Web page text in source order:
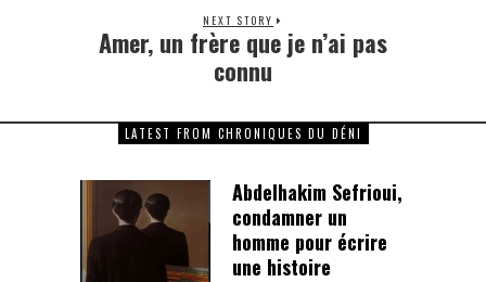
NEXT STORY
Amer, un frère que je n’ai pas
connu
LATEST FROM CHRONIQUES DU DÉNI
Abdelhakim Sefrioui,
condamner un
homme pour écrire
une histoire